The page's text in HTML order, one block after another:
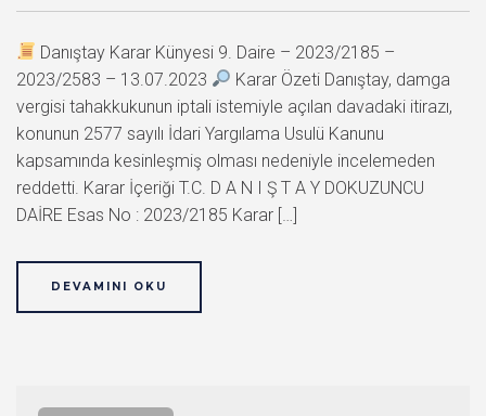
Danıştay Karar Künyesi 9. Daire – 2023/2185 –
2023/2583 – 13.07.2023
Karar Özeti Danıştay, damga
vergisi tahakkukunun iptali istemiyle açılan davadaki itirazı,
konunun 2577 sayılı İdari Yargılama Usulü Kanunu
kapsamında kesinleşmiş olması nedeniyle incelemeden
reddetti. Karar İçeriği T.C. D A N I Ş T A Y DOKUZUNCU
DAİRE Esas No : 2023/2185 Karar […]
DEVAMINI OKU